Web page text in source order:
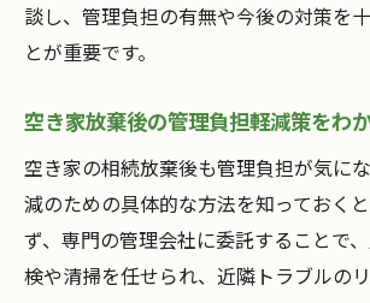
談し、管理負担の有無や今後の対策を
とが重要です。
空き家放棄後の管理負担軽減策をわ
空き家の相続放棄後も管理負担が気に
減のための具体的な方法を知っておく
ず、専門の管理会社に委託することで
検や清掃を任せられ、近隣トラブルの